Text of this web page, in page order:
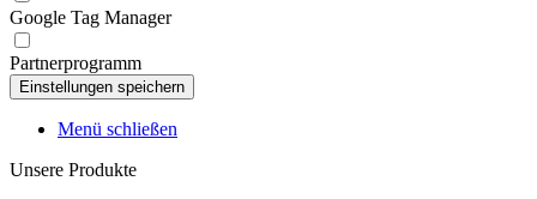
Google Tag Manager
Partnerprogramm
Menü schließen
Unsere Produkte